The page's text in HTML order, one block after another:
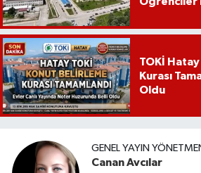
TOKİ
Kurası
Oldu
GENEL YAYIN
Canan Avcılar